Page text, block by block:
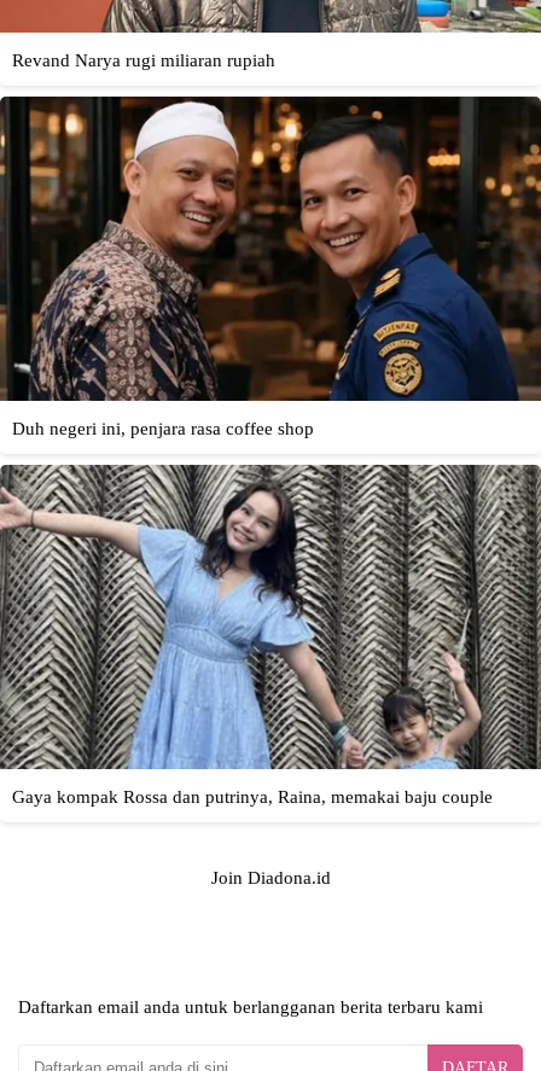
Join Diadona.id
Daftarkan email anda untuk berlangganan berita terbaru kami